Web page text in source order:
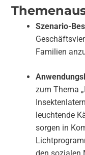
Szenario-
Familien
zum Thema
leuchtende
sorgen in